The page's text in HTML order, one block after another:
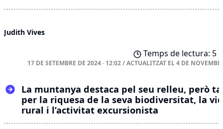
Judith Vives
Temps de lectura: 5
17 DE SETEMBRE DE 2024 · 12:02/ACTUALITZAT EL4 DE
La muntanya destaca pel seu relleu, però
per la riquesa de la seva biodiversitat, la
rural i l’activitat excursionista